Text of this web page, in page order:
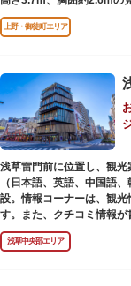
やフォトスポットとして親
れた像は、愛犬のツンと一
上野公園にお立ち寄りの
上野・御徒町エリア
浅草雷門前に位置し、観
（日本語、英語、中国語
設。情報コーナーは、観
す。また、クチコミ情報
ので、とっておきの旅のヒ
を活用し台東区のみどころ
浅草中央部エリア